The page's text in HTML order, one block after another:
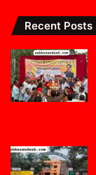
Recent Posts